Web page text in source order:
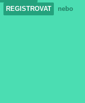
REGISTROVAT
nebo